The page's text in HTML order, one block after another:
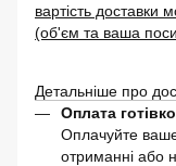
вартість доставки
(об'єм та ваша
Детальніше про
Оплата
Оплачуйте
отриманні або